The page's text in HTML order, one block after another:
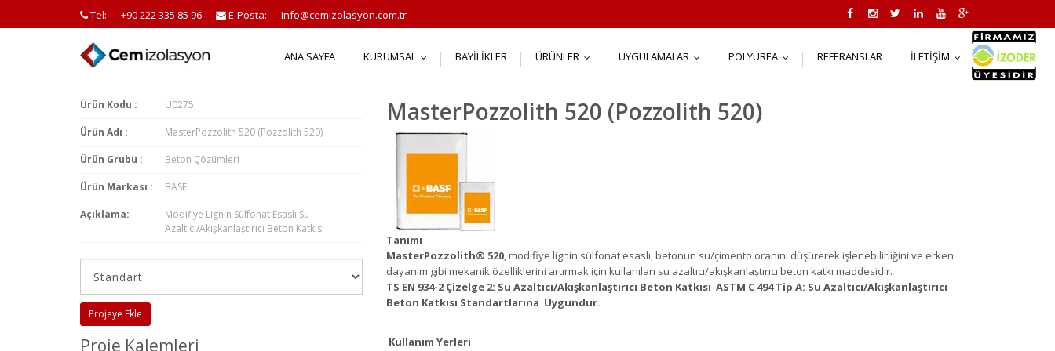
Tel: +90 222 335 85 96 E-Posta: info@cemizolasyon.com.tr
ANA SAYFA KURUMSAL BAYILIKLER ÜRÜNLER UYGULAMALAR POLYUREA REFERANSLAR İLETIŞIM
Ürün Kodu : U0275
Ürün Adı : MasterPozzolith 520 (Pozzolith 520)
Ürün Grubu : Beton Çözümleri
Ürün Markası : BASF
Açıklama:
Modifiye Lignin Sülfonat Esaslı Su
Azaltıcı/Akışkanlaştırıcı Beton Katkısı
Projeye Ekle
Proje Kalemleri
MasterPozzolith 520 (Pozzolith 520)
Tanımı
MasterPozzolith® 520, modifiye lignin sülfonat esaslı, betonun su/çimento oranını düşürerek işlenebilirliğini ve erken
dayanım gibi mekanik özelliklerini artırmak için kullanılan su azaltıcı/akışkanlaştırıcı beton katkı maddesidir.
TS EN 934-2 Çizelge 2: Su Azaltıcı/Akışkanlaştırıcı Beton Katkısı ASTM C 494 Tip A: Su Azaltıcı/Akışkanlaştırıcı
Beton Katkısı Standartlarına Uygundur.
Kullanım Yerleri